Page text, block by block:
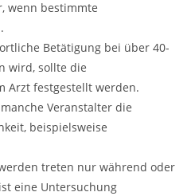
wenn bestimmte
Betätigung bei über 40-
wird, sollte die
Arzt festgestellt werden.
Veranstalter die
beispielsweise
treten nur während oder
eine Untersuchung